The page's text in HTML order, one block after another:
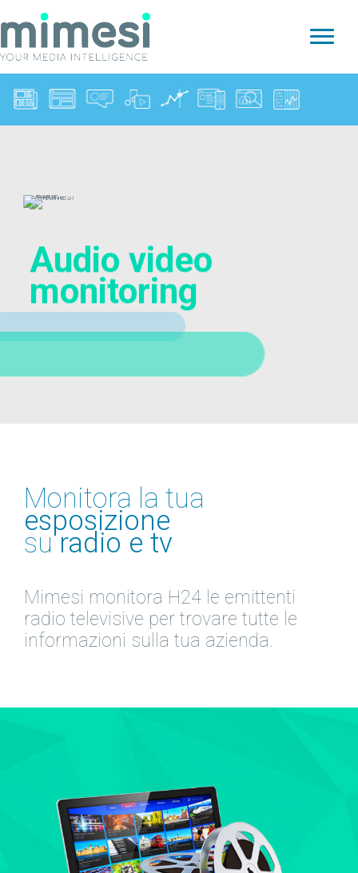
Audio video
monitoring
Monitora la tua
esposizione
suradio e tv
Mimesi monitora H24 le emittenti
radio televisive per trovare tutte le
informazioni sulla tua azienda.